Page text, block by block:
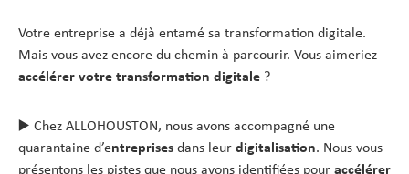
Votre entreprise a déjà entamé sa transformation digitale.
Mais vous avez encore du chemin à parcourir. Vous aimeriez
accélérer votre transformation digitale ?
▶️ Chez ALLOHOUSTON, nous avons accompagné une
quarantaine d’entreprises dans leur digitalisation. Nous vous
présentons les pistes que nous avons identifiées pour accélérer